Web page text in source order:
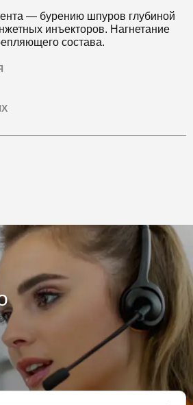
— бурению шпуров глубиной
инъекторов. Нагнетание
состава.